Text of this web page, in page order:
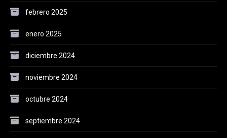
febrero 2025
enero 2025
diciembre 2024
noviembre 2024
octubre 2024
septiembre 2024